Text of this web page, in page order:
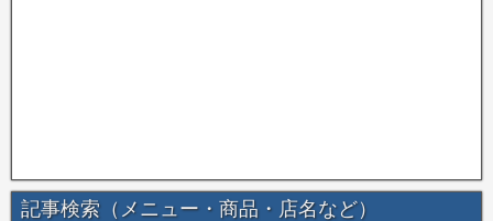
記事検索（メニュー・商品・店名など）